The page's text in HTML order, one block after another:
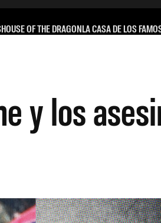
HOUSE OF THE DRAGONLA CASA DE LOS
y los